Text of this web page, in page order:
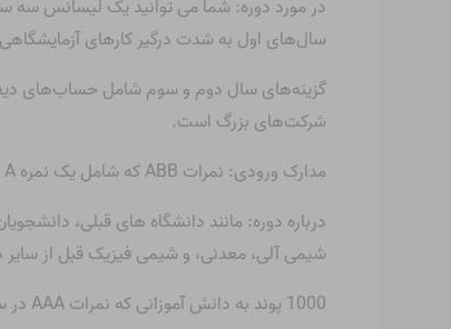
در مورد دوره: شما می توانید یک لیسانس سه
سال‌های اول به شدت درگیر کارهای
گزینه‌های سال دوم و سوم شامل حساب‌های
شرکت‌های بزرگ است.
مدارک ورودی: نمرات ABB که شامل یک نمره A در شیمی و حداقل دو مدرک B در سایر موضوعات مرتبط است.
درباره دوره: مانند دانشگاه های قبلی،
شیمی آلی، معدنی، و شیمی فیزیک قبل از
1000 پوند به دانش آموزانی که نمرات AAA در سطح A در شیمی و دو درس دیگر علوم یا ریاضی دارند، تشویق می شود.